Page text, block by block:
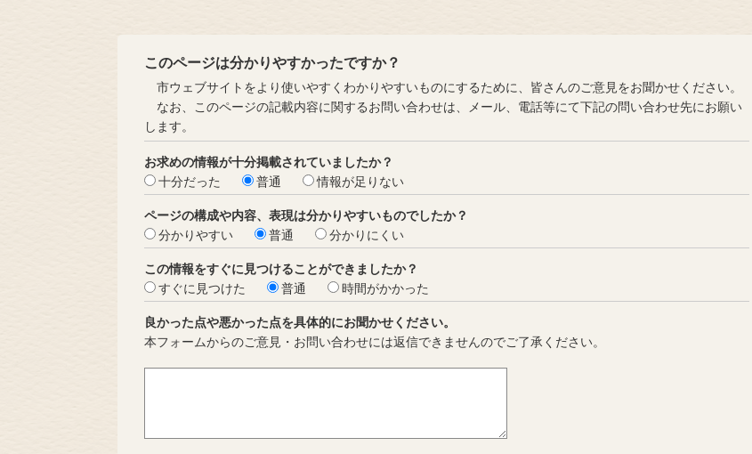
このページは分かりやすかったですか？
市ウェブサイトをより使いやすくわかりやすいものにするために、皆さんのご意見をお聞かせください。
なお、このページの記載内容に関するお問い合わせは、メール、電話等にて下記の問い合わせ先にお願い
します。
お求めの情報が十分掲載されていましたか？
十分だった
普通 情報が足りない
ページの構成や内容、表現は分かりやすいものでしたか？
分かりやすい
普通 分かりにくい
この情報をすぐに見つけることができましたか？
すぐに見つけた
普通 時間がかかった
良かった点や悪かった点を具体的にお聞かせください。
本フォームからのご意見・お問い合わせには返信できませんのでご了承ください。